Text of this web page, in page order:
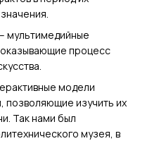
– мультимедийные
процесс
модели
позволяющие изучить их
Так нами был
музея, в